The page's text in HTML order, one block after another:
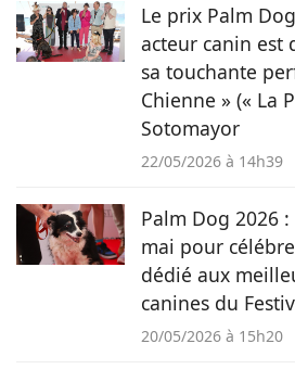
Le prix Palm
acteur canin est
sa touchante
Chienne » (« La
Sotomayor
22/05/2026 à 14h39
Palm Dog 2026
mai pour
dédié aux
canines du
20/05/2026 à 15h20